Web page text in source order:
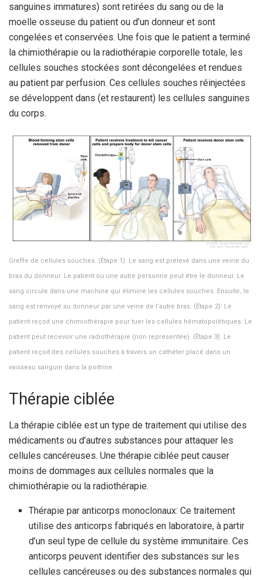
sanguines immatures) sont retirées du sang ou de la
moelle osseuse du patient ou d’un donneur et sont
congelées et conservées. Une fois que le patient a terminé
la chimiothérapie ou la radiothérapie corporelle totale, les
cellules souches stockées sont décongelées et rendues
au patient par perfusion. Ces cellules souches réinjectées
se développent dans (et restaurent) les cellules sanguines
du corps.
Greffe de cellules souches. (Étape 1): Le sang est prélevé dans une veine du
bras du donneur. Le patient ou une autre personne peut être le donneur. Le
sang circule dans une machine qui élimine les cellules souches. Ensuite, le
sang est renvoyé au donneur par une veine de l’autre bras. (Étape 2): Le
patient reçoit une chimiothérapie pour tuer les cellules hématopoïétiques. Le
patient peut recevoir une radiothérapie (non représentée). (Étape 3): Le
patient reçoit des cellules souches à travers un cathéter placé dans un
vaisseau sanguin dans la poitrine.
Thérapie ciblée
La thérapie ciblée est un type de traitement qui utilise des
médicaments ou d’autres substances pour attaquer les
cellules cancéreuses. Une thérapie ciblée peut causer
moins de dommages aux cellules normales que la
chimiothérapie ou la radiothérapie.
Thérapie par anticorps monoclonaux: Ce traitement
utilise des anticorps fabriqués en laboratoire, à partir
d’un seul type de cellule du système immunitaire. Ces
anticorps peuvent identifier des substances sur les
cellules cancéreuses ou des substances normales qui